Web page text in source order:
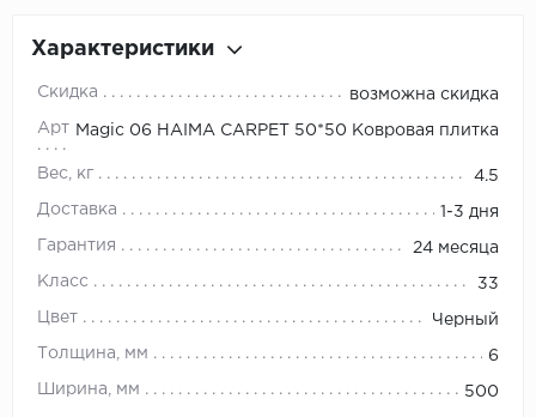
Характеристики
Скидка возможна скидка
АртикулMagic 06 HAIMA CARPET 50*50 Ковровая плитка
Вес, кг 4.5
Доставка 1-3 дня
Гарантия 24 месяца
Класс 33
Цвет Черный
Толщина, мм 6
Ширина, мм 500